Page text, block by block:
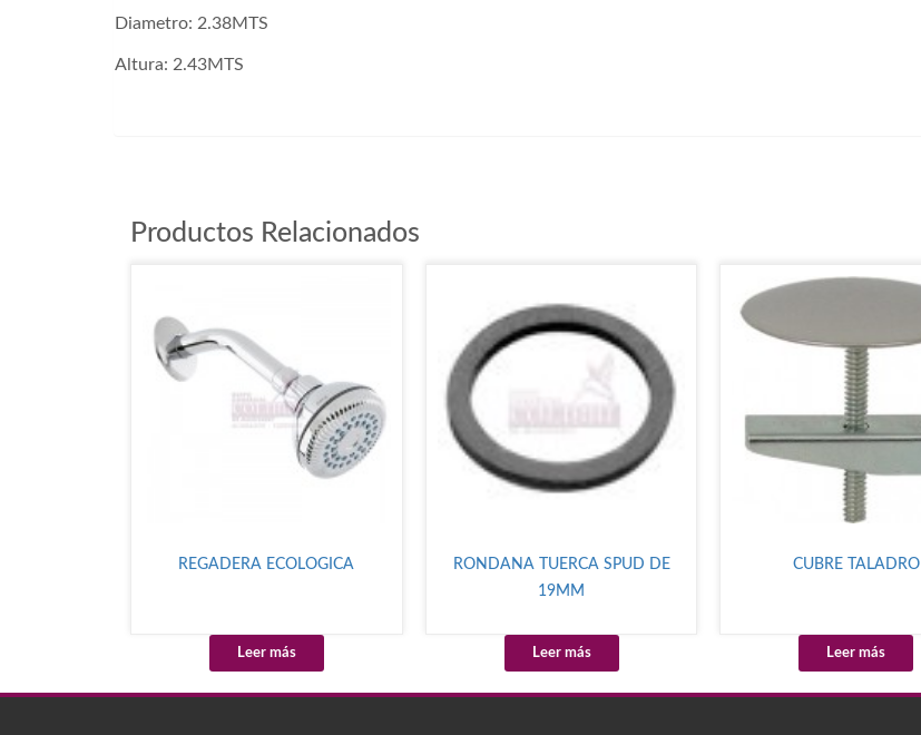
Diametro: 2.38MTS
Altura: 2.43MTS
Productos Relacionados
REGADERA ECOLOGICA
Leer más
RONDANA TUERCA SPUD DE
19MM
Leer más
CUBRE TALADRO
Leer más